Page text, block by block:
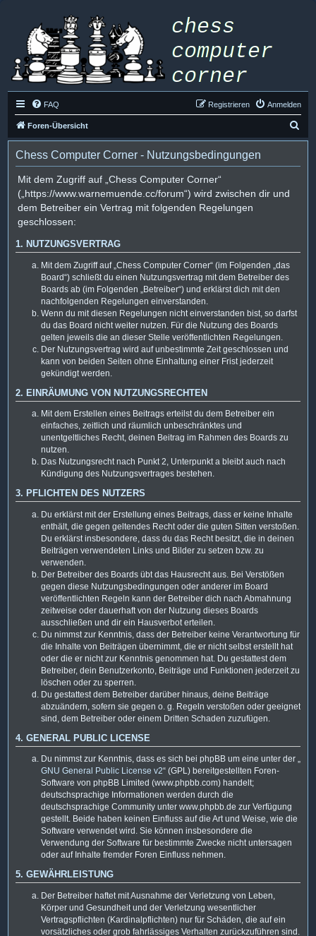
FAQ Anmelden
Registrieren
Foren-Übersicht
u
Chess Computer Corner - Nutzungsbedingungen
Mit dem Zugriff auf „Chess Computer Corner“
(„https://www.warnemuende.cc/forum“) wird zwischen dir und
dem Betreiber ein Vertrag mit folgenden Regelungen
geschlossen:
1. NUTZUNGSVERTRAG
Mit dem Zugriff auf „Chess Computer Corner“ (im Folgenden „das
Board“) schließt du einen Nutzungsvertrag mit dem Betreiber des
Boards ab (im Folgenden „Betreiber“) und erklärst dich mit den
nachfolgenden Regelungen einverstanden.
Wenn du mit diesen Regelungen nicht einverstanden bist, so darfst
du das Board nicht weiter nutzen. Für die Nutzung des Boards
gelten jeweils die an dieser Stelle veröffentlichten Regelungen.
Der Nutzungsvertrag wird auf unbestimmte Zeit geschlossen und
kann von beiden Seiten ohne Einhaltung einer Frist jederzeit
gekündigt werden.
2. EINRÄUMUNG VON NUTZUNGSRECHTEN
Mit dem Erstellen eines Beitrags erteilst du dem Betreiber ein
einfaches, zeitlich und räumlich unbeschränktes und
unentgeltliches Recht, deinen Beitrag im Rahmen des Boards zu
nutzen.
Das Nutzungsrecht nach Punkt 2, Unterpunkt a bleibt auch nach
Kündigung des Nutzungsvertrages bestehen.
3. PFLICHTEN DES NUTZERS
Du erklärst mit der Erstellung eines Beitrags, dass er keine Inhalte
enthält, die gegen geltendes Recht oder die guten Sitten verstoßen.
Du erklärst insbesondere, dass du das Recht besitzt, die in deinen
Beiträgen verwendeten Links und Bilder zu setzen bzw. zu
verwenden.
Der Betreiber des Boards übt das Hausrecht aus. Bei Verstößen
gegen diese Nutzungsbedingungen oder anderer im Board
veröffentlichten Regeln kann der Betreiber dich nach Abmahnung
zeitweise oder dauerhaft von der Nutzung dieses Boards
ausschließen und dir ein Hausverbot erteilen.
Du nimmst zur Kenntnis, dass der Betreiber keine Verantwortung für
die Inhalte von Beiträgen übernimmt, die er nicht selbst erstellt hat
oder die er nicht zur Kenntnis genommen hat. Du gestattest dem
Betreiber, dein Benutzerkonto, Beiträge und Funktionen jederzeit zu
löschen oder zu sperren.
Du gestattest dem Betreiber darüber hinaus, deine Beiträge
abzuändern, sofern sie gegen o. g. Regeln verstoßen oder geeignet
sind, dem Betreiber oder einem Dritten Schaden zuzufügen.
4. GENERAL PUBLIC LICENSE
Du nimmst zur Kenntnis, dass es sich bei phpBB um eine unter der „
GNU General Public License v2“ (GPL) bereitgestellten Foren-
Software von phpBB Limited (www.phpbb.com) handelt;
deutschsprachige Informationen werden durch die
deutschsprachige Community unter www.phpbb.de zur Verfügung
gestellt. Beide haben keinen Einfluss auf die Art und Weise, wie die
Software verwendet wird. Sie können insbesondere die
Verwendung der Software für bestimmte Zwecke nicht untersagen
oder auf Inhalte fremder Foren Einfluss nehmen.
5. GEWÄHRLEISTUNG
Der Betreiber haftet mit Ausnahme der Verletzung von Leben,
Körper und Gesundheit und der Verletzung wesentlicher
Vertragspflichten (Kardinalpflichten) nur für Schäden, die auf ein
vorsätzliches oder grob fahrlässiges Verhalten zurückzuführen sind.